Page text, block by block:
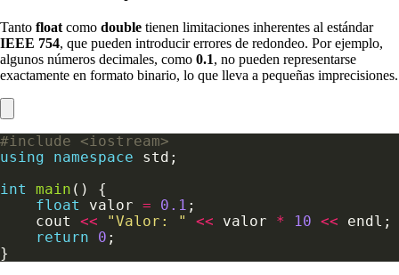
Tanto float como double tienen limitaciones inherentes al estándar
IEEE 754, que pueden introducir errores de redondeo. Por ejemplo,
algunos números decimales, como 0.1, no pueden representarse
exactamente en formato binario, lo que lleva a pequeñas imprecisiones.
#include
<iostream>
using
namespace
int
main
float
valor = 0.1
    cout
<< "Valor: " << valor * 10 <<
return
0